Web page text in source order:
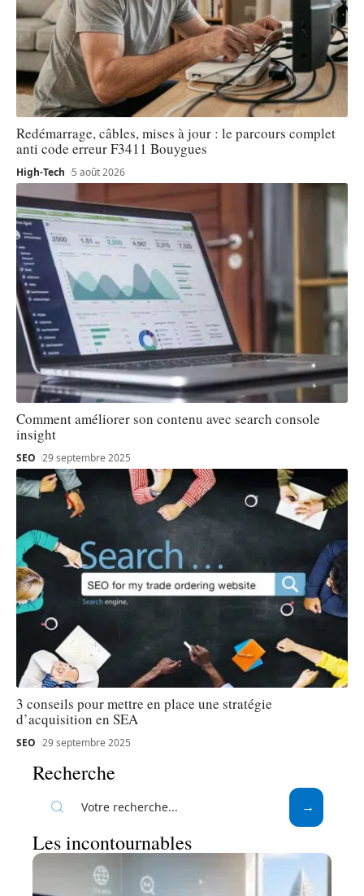
Redémarrage, câbles, mises à jour : le parcours complet
anti code erreur F3411 Bouygues
High-Tech 5 août 2026
Comment améliorer son contenu avec search console
insight
SEO 29 septembre 2025
3 conseils pour mettre en place une stratégie
d’acquisition en SEA
SEO 29 septembre 2025
Recherche
Les incontournables